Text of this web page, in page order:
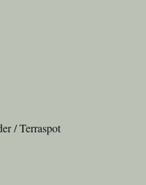
/ Terraspot